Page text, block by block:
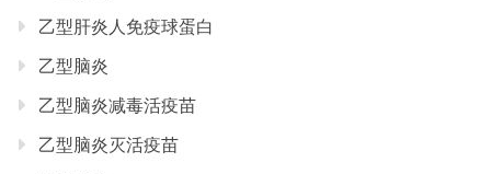
乙型肝炎人免疫球蛋白
乙型脑炎
乙型脑炎减毒活疫苗
乙型脑炎灭活疫苗